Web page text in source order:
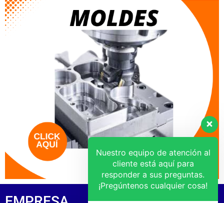
Nuestro equipo de atención al
cliente está aquí para
responder a sus preguntas.
¡Pregúntenos cualquier cosa!